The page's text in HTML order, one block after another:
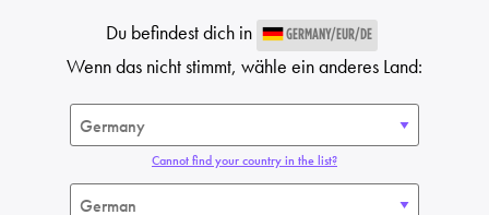
Du befindest dich in GERMANY/EUR/DE
Wenn das nicht stimmt, wähle ein anderes Land:
Cannot find your country in the list?